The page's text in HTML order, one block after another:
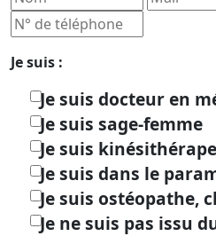
Je suis :
Je suis docteur en
Je suis sage-femme
Je suis
Je suis dans le
Je suis ostéopathe,
Je ne suis pas issu